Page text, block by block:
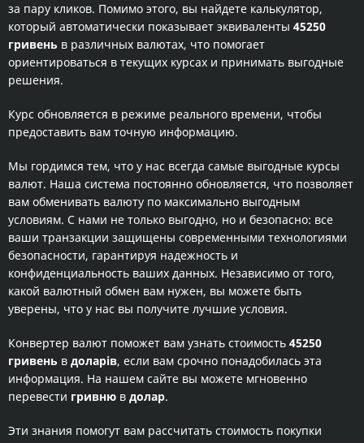
за пару кликов. Помимо этого, вы найдете калькулятор,
который автоматически показывает эквиваленты 45250
гривень в различных валютах, что помогает
ориентироваться в текущих курсах и принимать выгодные
решения.
Курс обновляется в режиме реального времени, чтобы
предоставить вам точную информацию.
Мы гордимся тем, что у нас всегда самые выгодные курсы
валют. Наша система постоянно обновляется, что позволяет
вам обменивать валюту по максимально выгодным
условиям. С нами не только выгодно, но и безопасно: все
ваши транзакции защищены современными технологиями
безопасности, гарантируя надежность и
конфиденциальность ваших данных. Независимо от того,
какой валютный обмен вам нужен, вы можете быть
уверены, что у нас вы получите лучшие условия.
Конвертер валют поможет вам узнать стоимость 45250
гривень в доларів, если вам срочно понадобилась эта
информация. На нашем сайте вы можете мгновенно
перевести гривню в долар.
Эти знания помогут вам рассчитать стоимость покупки